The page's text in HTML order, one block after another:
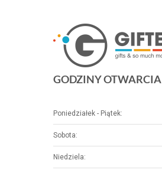
GODZINY OTWARCIA
Poniedziałek - Piątek:
Sobota:
Niedziela: